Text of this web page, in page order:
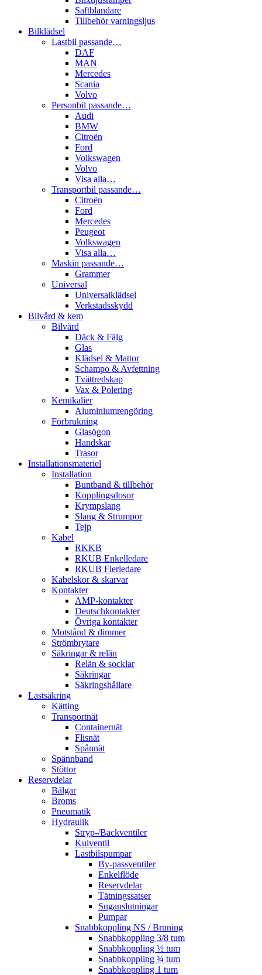
Saftblandare
Tillbehör varningsljus
Bilklädsel
Lastbil passande…
DAF
MAN
Mercedes
Scania
Volvo
Personbil passande…
Audi
BMW
Citroën
Ford
Volkswagen
Volvo
Visa alla…
Transportbil passande…
Citroën
Ford
Mercedes
Peugeot
Volkswagen
Visa alla…
Maskin passande…
Grammer
Universal
Universalklädsel
Verkstadsskydd
Bilvård & kem
Bilvård
Däck & Fälg
Glas
Klädsel & Mattor
Schampo & Avfettning
Tvättredskap
Vax & Polering
Kemikalier
Aluminiumrengöring
Förbrukning
Glasögon
Handskar
Trasor
Installationsmateriel
Installation
Buntband & tillbehör
Kopplingsdosor
Krympslang
Slang & Strumpor
Tejp
Kabel
RKKB
RKUB Enkelledare
RKUB Flerledare
Kabelskor & skarvar
Kontakter
AMP-kontakter
Deutschkontakter
Övriga kontakter
Motstånd & dimmer
Strömbrytare
Säkringar & relän
Relän & socklar
Säkringar
Säkringshållare
Lastsäkring
Kätting
Transportnät
Containernät
Flisnät
Spånnät
Spännband
Stöttor
Reservdelar
Bälgar
Broms
Pneumatik
Hydraulik
Stryp-/Backventiler
Kulventil
Lastbilspumpar
By-passventiler
Enkelflöde
Reservdelar
Tätningssatser
Suganslutningar
Pumpar
Snabbkoppling NS / Bruning
Snabbkoppling 3/8 tum
Snabbkoppling ½ tum
Snabbkoppling ¾ tum
Snabbkoppling 1 tum